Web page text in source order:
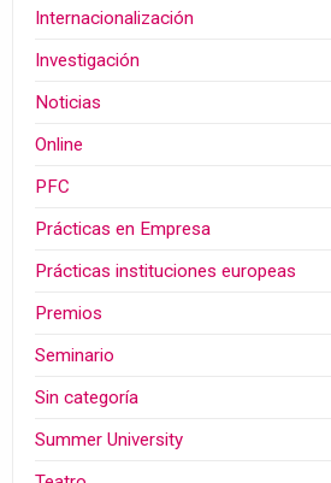
Internacionalización
Investigación
Noticias
Online
PFC
Prácticas en Empresa
Prácticas instituciones europeas
Premios
Seminario
Sin categoría
Summer University